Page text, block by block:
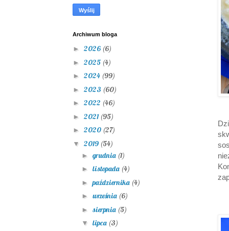
Archiwum bloga
► 2026 (6)
► 2025 (4)
► 2024 (99)
► 2023 (60)
► 2022 (46)
► 2021 (95)
► 2020 (27)
▼ 2019 (54)
► grudnia (1)
► listopada (4)
►października (4)
► września (6)
► sierpnia (5)
▼ lipca (3)